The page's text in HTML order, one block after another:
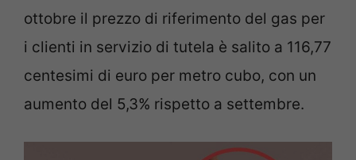
ottobre il prezzo di riferimento del gas per
i clienti in servizio di tutela è salito a 116,77
centesimi di euro per metro cubo, con un
aumento del 5,3% rispetto a settembre.